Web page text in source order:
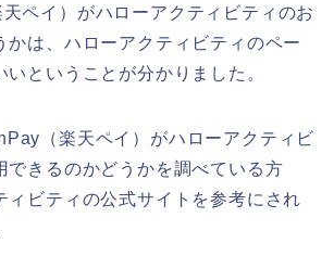
ペイ）がハローアクティビティのお
かは、ハローアクティビティのペー
いということが分かりました。
（楽天ペイ）がハローアクティビ
できるのかどうかを調べている方
ィビティの公式サイトを参考にされ